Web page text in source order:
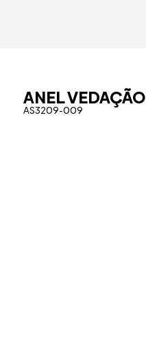
ANEL VEDAÇÃO
AS3209-009